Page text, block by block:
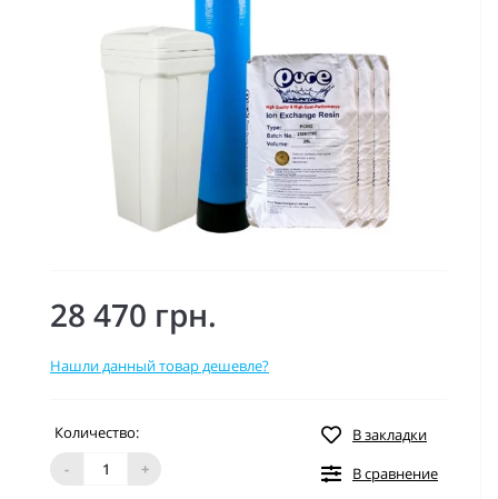
28 470 грн.
Нашли данный товар дешевле?
Количество:
-
+
В закладки
В сравнение